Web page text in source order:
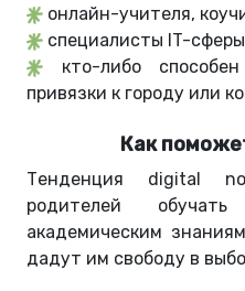
онлайн-учителя,
специалисты IT-
кто-либо
привязки к городу или
Как
Тенденция digital
родителей
академическим
дадут им свободу в